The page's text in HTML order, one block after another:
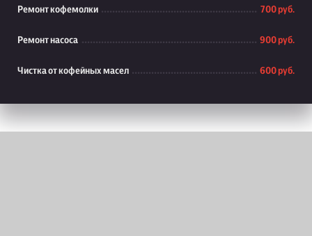
Ремонт кофемолки 700 руб.
Ремонт насоса 900 руб.
Чистка от кофейных масел 600 руб.